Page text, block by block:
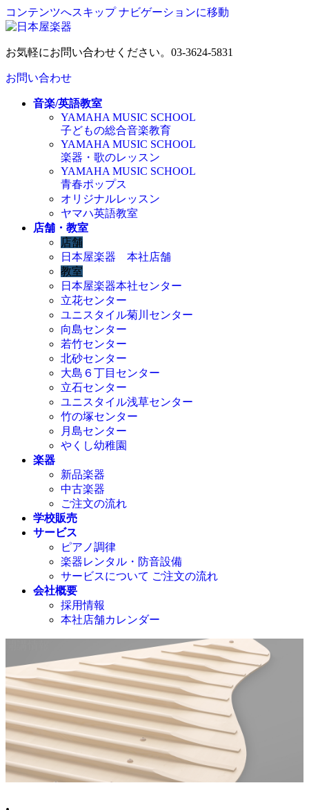
コンテンツへスキップ ナビゲーションに移動
お気軽にお問い合わせください。 03-3624-5831
お問い合わせ
音楽/英語教室
YAMAHA MUSIC SCHOOL
子どもの総合音楽教育
YAMAHA MUSIC SCHOOL
楽器・歌のレッスン
YAMAHA MUSIC SCHOOL
青春ポップス
オリジナルレッスン
ヤマハ英語教室
店舗・教室
店舗
日本屋楽器 本社店舗
教室
日本屋楽器本社センター
立花センター
ユニスタイル菊川センター
向島センター
若竹センター
北砂センター
大島６丁目センター
立石センター
ユニスタイル浅草センター
竹の塚センター
月島センター
やくし幼稚園
楽器
新品楽器
中古楽器
ご注文の流れ
学校販売
サービス
ピアノ調律
楽器レンタル・防音設備
サービスについて ご注文の流れ
会社概要
採用情報
本社店舗カレンダー
.